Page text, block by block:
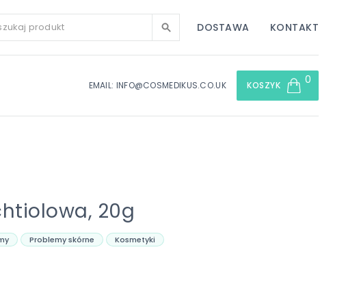
DOSTAWA KONTAKT
EMAIL: INFO@COSMEDIKUS.CO.UK KOSZYK 0
20g
Problemy skórne Kosmetyki